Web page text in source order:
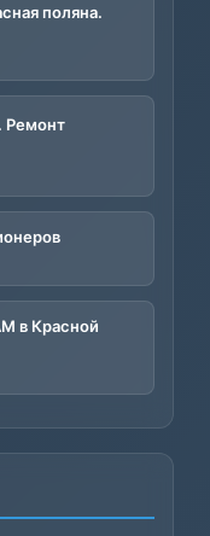
поляна.
Ремонт
в Красной